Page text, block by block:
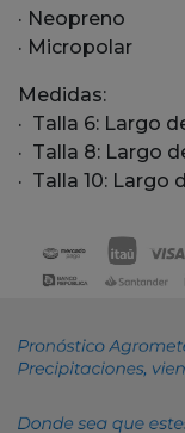
· Neopreno
· Micropolar
Medidas:
· Talla 6: Largo
· Talla 8: Largo
· Talla 10: Largo